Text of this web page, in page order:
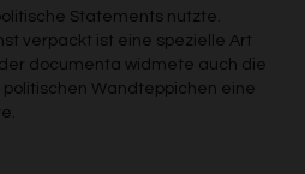
Statements nutzte.
verpackt ist eine spezielle Art
documenta widmete auch die
Wandteppichen eine
vornehmen.
durch unsere Partner:
auf Informationen auf einem